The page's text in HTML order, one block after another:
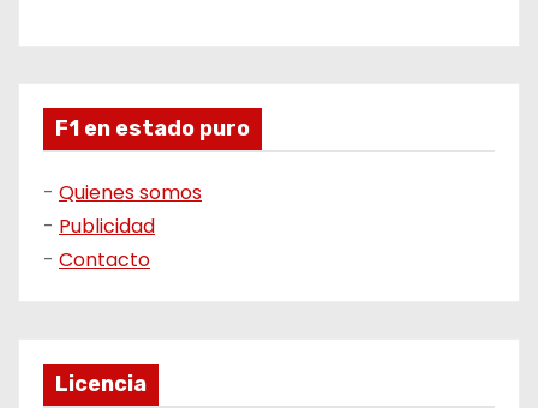
F1 en estado puro
- Quienes somos
- Publicidad
- Contacto
Licencia